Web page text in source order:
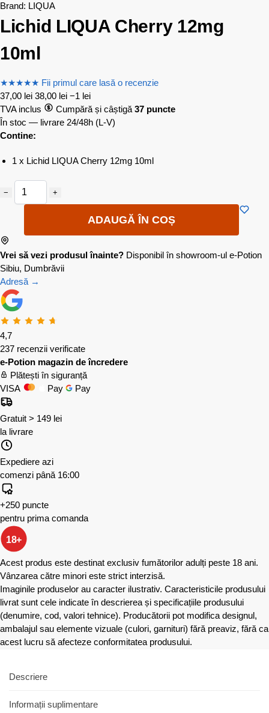
Brand: LIQUA
Lichid LIQUA Cherry 12mg
10ml
★★★★★ Fii primul care lasă o recenzie
37,00 lei 38,00 lei −1 lei
TVA inclus
Cumpără și câștigă 37 puncte
În stoc — livrare 24/48h (L-V)
Contine:
1 x Lichid LIQUA Cherry 12mg 10ml
− +
ADAUGĂ ÎN COȘ
Vrei să vezi produsul înainte? Disponibil în showroom-ul e-Potion
Sibiu, Dumbrăvii
Adresă →
4,7
237 recenzii verificate
e-Potion magazin de încredere
Plătești în siguranță
VISA
Pay Pay
Gratuit > 149 lei
la livrare
Expediere azi
comenzi până 16:00
+250 puncte
pentru prima comanda
18+
Acest produs este destinat exclusiv fumătorilor adulți peste 18 ani.
Vânzarea către minori este strict interzisă.
Imaginile produselor au caracter ilustrativ. Caracteristicile produsului
livrat sunt cele indicate în descrierea și specificațiile produsului
(denumire, cod, valori tehnice). Producătorii pot modifica designul,
ambalajul sau elemente vizuale (culori, garnituri) fără preaviz, fără ca
acest lucru să afecteze conformitatea produsului.
Descriere
Informații suplimentare